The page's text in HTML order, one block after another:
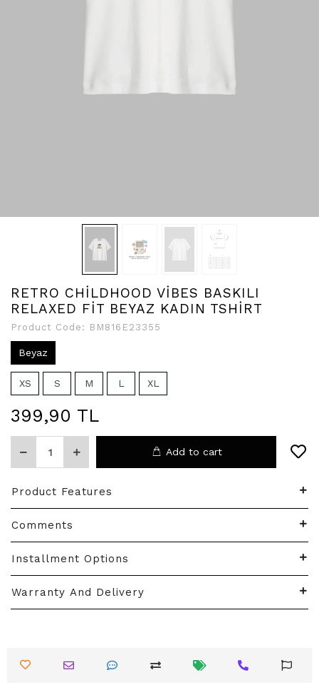
RETRO CHİLDHOOD VİBES BASKILI
RELAXED FİT BEYAZ KADIN TSHİRT
Product Code: BM816E23355
Beyaz
XS S M L XL
399,90 TL
Add to cart
Product Features
Comments
Installment Options
Warranty And Delivery